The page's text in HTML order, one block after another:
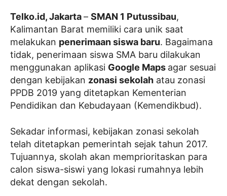
Telko.id, Jakarta– SMAN 1 Putussibau,
Kalimantan Barat memiliki cara unik saat
melakukan penerimaan siswa baru. Bagaimana
tidak, penerimaan siswa SMA baru dilakukan
menggunakan aplikasi Google Maps agar sesuai
dengan kebijakan zonasi sekolah atau zonasi
PPDB 2019 yang ditetapkan Kementerian
Pendidikan dan Kebudayaan (Kemendikbud).
Sekadar informasi, kebijakan zonasi sekolah
telah ditetapkan pemerintah sejak tahun 2017.
Tujuannya, skolah akan memprioritaskan para
calon siswa-siswi yang lokasi rumahnya lebih
dekat dengan sekolah.